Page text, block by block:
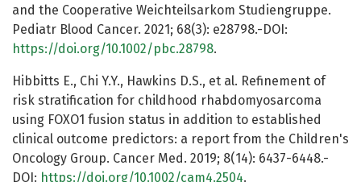
and the Cooperative Weichteilsarkom Studiengruppe.
Pediatr Blood Cancer. 2021; 68(3): e28798.-DOI:
https://doi.org/10.1002/pbc.28798.
Hibbitts E., Chi Y.Y., Hawkins D.S., et al. Refinement of
risk stratification for childhood rhabdomyosarcoma
using FOXO1 fusion status in addition to established
clinical outcome predictors: a report from the Children's
Oncology Group. Cancer Med. 2019; 8(14): 6437-6448.-
DOI: https://doi.org/10.1002/cam4.2504.